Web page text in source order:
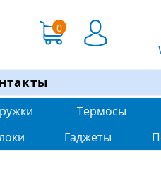
0
Термосы
Гаджеты